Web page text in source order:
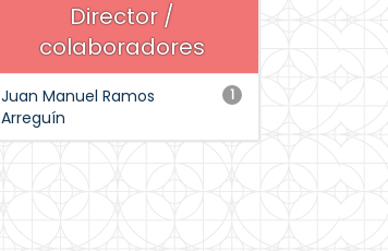
Director /
colaboradores
1
Juan Manuel Ramos
Arreguín